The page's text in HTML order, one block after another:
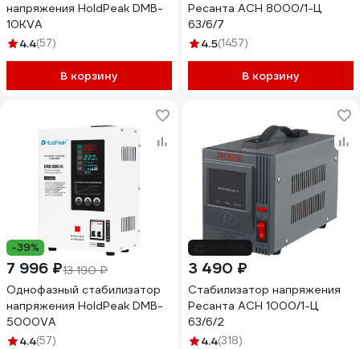
напряжения HoldPeak DMB-
10KVA
4.4(57)
В корзину
Ресанта АСН 8000/1-Ц
63/6/7
4.5(1457)
В корзину
-39%
7 996 ₽13 190 ₽
Однофазный стабилизатор
напряжения HoldPeak DMB-
5000VA
4.4(57)
3 490 ₽
Стабилизатор напряжения
Ресанта АСН 1000/1-Ц
63/6/2
4.4(318)